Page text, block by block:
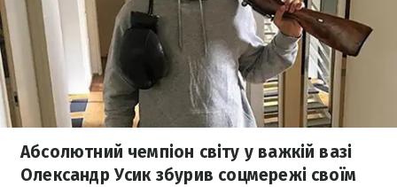
Абсолютний чемпіон світу у важкій вазі
Олександр Усик збурив соцмережі своїм